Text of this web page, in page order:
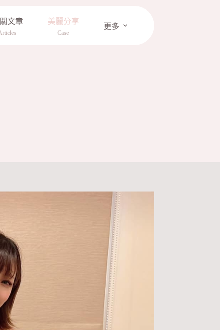
文章 美麗分享
Case
更多